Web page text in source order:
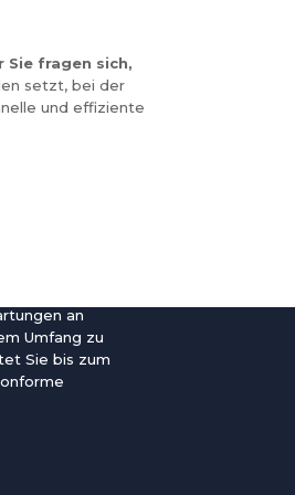
Sie fragen sich,
setzt, bei der
und effiziente
an
Umfang zu
Sie bis zum